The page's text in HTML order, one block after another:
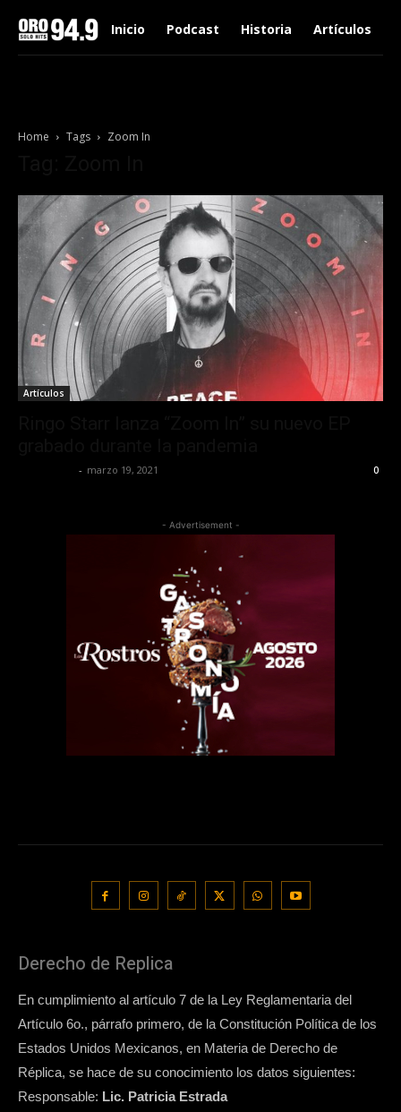
Inicio Podcast Historia Artículos
Home Tags Zoom In
Artículos
- marzo 19, 2021 0
- Advertisement -
Derecho de Replica
En cumplimiento al artículo 7 de la Ley Reglamentaria del
Artículo 6o., párrafo primero, de la Constitución Política de los
Estados Unidos Mexicanos, en Materia de Derecho de
Réplica, se hace de su conocimiento los datos siguientes:
Responsable: Lic. Patricia Estrada